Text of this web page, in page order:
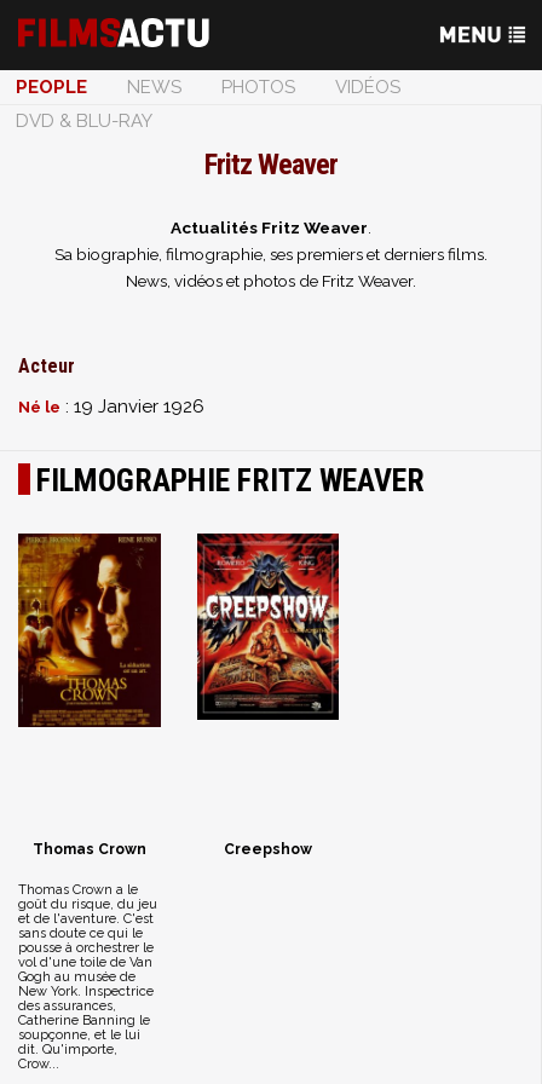
PEOPLE NEWS PHOTOS
VIDÉOS
DVD & BLU-RAY
Fritz Weaver
Actualités Fritz Weaver
Sa biographie, filmographie, ses premiers et derniers films.
News, vidéos et photos de Fritz Weaver.
Acteur
Né le : 19 Janvier 1926
FILMOGRAPHIE FRITZ WEAVER
Thomas Crown
Thomas Crown a le
goût du risque, du jeu
et de l'aventure. C'est
sans doute ce qui le
pousse à orchestrer le
vol d'une toile de Van
Gogh au musée de
New York. Inspectrice
des assurances,
Catherine Banning le
soupçonne, et le lui
dit. Qu'importe,
Crow...
Creepshow